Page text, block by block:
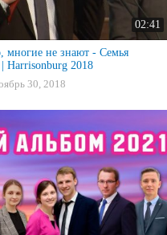
02:41
многие не знают - Семья
Harrisonburg 2018
30, 2018